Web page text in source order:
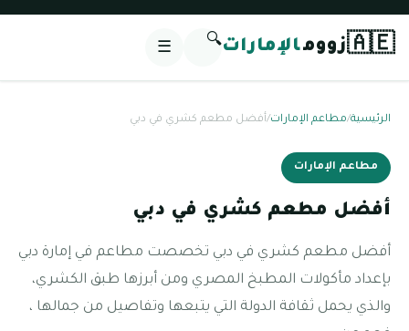
🇦🇪زوومالإمارات🔍
☰
الرئيسية/مطاعم الإمارات/أفضل مطعم كشري في دبي
مطاعم الإمارات
أفضل مطعم كشري في دبي
أفضل مطعم كشري في دبي تخصصت مطاعم في إمارة دبي
بإعداد مأكولات المطبخ المصري ومن أبرزها طبق الكشري،
والذي يحمل ثقافة الدولة التي يتبعها وتفاصيل من جمالها ،